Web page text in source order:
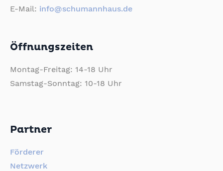
E-Mail: info@schumannhaus.de
Öffnungszeiten
Montag-Freitag: 14-18 Uhr
Samstag-Sonntag: 10-18 Uhr
Partner
Förderer
Netzwerk